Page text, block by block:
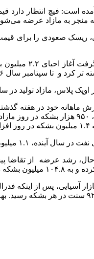
منجر به مازاد عرضه
ریسک صعودی را برای
۲۰۲۶ احیای این تولید را کامل خواهد کرد.
اوپک پلاس، مازاد تولید
نفت، به ۱۰۳.۹ میلیون بشکه در روز خواهد رسید.